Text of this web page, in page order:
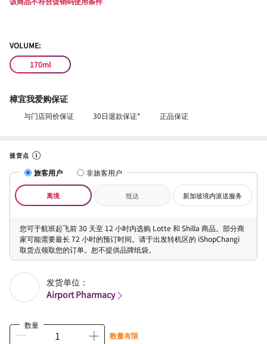
VOLUME:
170ml
樟宜我爱购保证
与门店同价保证 30日退款保证* 正品保证
提货点
旅客用户 非旅客用户
离境 抵达 新加坡境内派送服务
您可于航班起飞前 30 天至 12 小时内选购 Lotte 和 Shilla 商品。部分商
家可能需要最长 72 小时的预订时间。请于出发转机区的 iShopChangi
取货点领取您的订单。恕不提供品牌纸袋。
发货单位：
Airport Pharmacy
数量
数量有限